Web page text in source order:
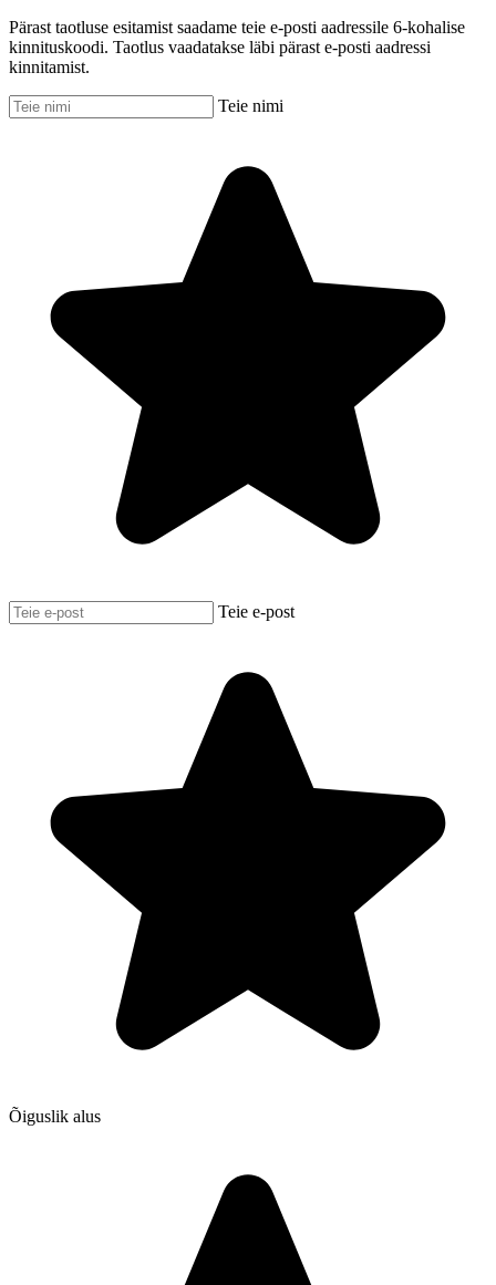
Pärast taotluse esitamist saadame teie e-posti aadressile 6-kohalise
kinnituskoodi. Taotlus vaadatakse läbi pärast e-posti aadressi
kinnitamist.
Teie nimi
Teie e-post
Õiguslik alus